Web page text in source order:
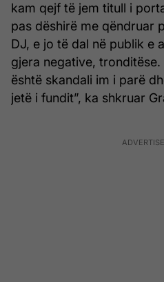
kam qejf të jem titull i
pas dëshirë me qëndruar
DJ, e jo të dal në publik e
gjera negative,
është skandali im i parë
jetë i fundit”, ka shkruar